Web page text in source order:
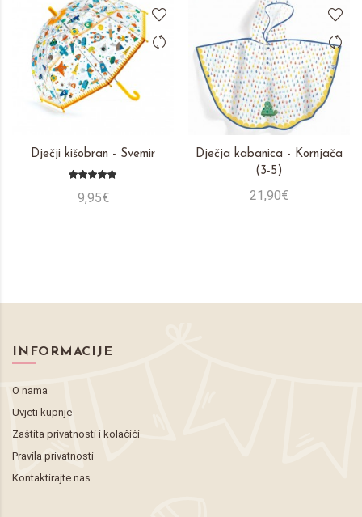
Dječji kišobran - Svemir
9,95€
Dječja kabanica - Kornjača
(3-5)
21,90€
INFORMACIJE
O nama
Uvjeti kupnje
Zaštita privatnosti i kolačići
Pravila privatnosti
Kontaktirajte nas